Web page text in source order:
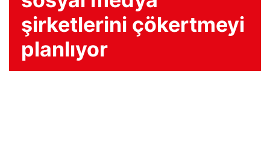
şirketlerini çökertmeyi
planlıyor